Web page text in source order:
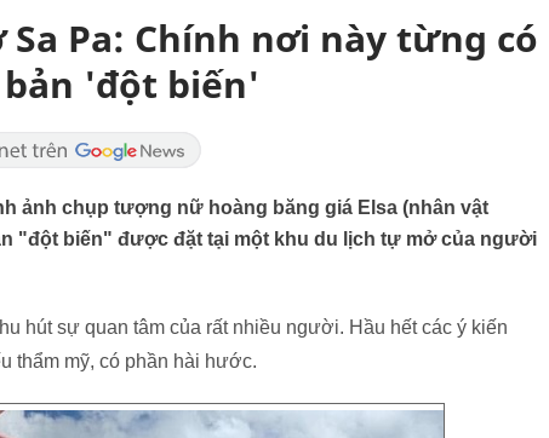
Pa: Chính nơi này từng có
'đột biến'
ảnh chụp tượng nữ hoàng băng giá Elsa (nhân vật
"đột biến" được đặt tại một khu du lịch tự mở của người
hút sự quan tâm của rất nhiều người. Hầu hết các ý kiến
thẩm mỹ, có phần hài hước.